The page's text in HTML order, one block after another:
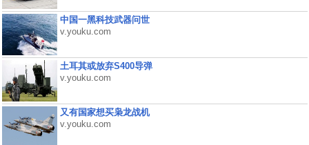
中国一黑科技武器问世
v.youku.com
土耳其或放弃S400导弹
v.youku.com
又有国家想买枭龙战机
v.youku.com